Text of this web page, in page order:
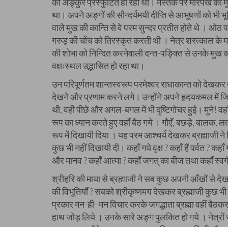
था। अपने अङ्गों की सौन्दर्यमयी दीप्ति से आभूषणों को भी
वाले मुख की कान्ति से वे परम सुन्दर प्रतीत होते थे । ओठ
गरुड़ की चोंच को तिरस्कृत करती थी । नेत्र शरत्काल के
की शोभा को निन्दित करनेवाली दन्त-पङ्क्ति से उनके मुख
वक्षःस्थल उद्भासित हो रहा था।
उन परिपूर्णतम शान्तस्वरूप परमेश्वर राधाकान्त को देखकर
देखने और प्रणाम करने लगे। उन्होंने अपने हृदयकमल में जिस
थी, वही पीछे और अगल-बगल में भी दृष्टिगोचर हुई। मुने!
रूप का ध्यान करते हुए वहाँ बैठ गये । गौएँ, बछड़े, बालक,
रूप में दिखायी दिया । यह परम आश्चर्य देखकर ब्रह्माजी
कुछ भी नहीं दिखायी दी। कहाँ गये वृक्ष ? कहाँ हैं पर्वत ?
और मानव ? कहाँ आत्मा ? कहाँ जगत् का बीज तथा कहाँ
श्रीहरि की माया से ब्रह्माजी ने सब कुछ अपनी आँखों से
की विभूतियाँ ? सबको श्रीकृष्णमय देखकर ब्रह्माजी कुछ
प्रकार मन-ही- मन विचार करके जगद्धाता ब्रह्मा वहीं
हाथ जोड़ लिये । उनके सारे अङ्ग पुलकित हो गये ।